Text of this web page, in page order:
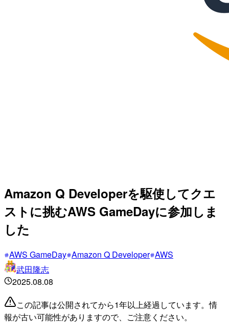
Amazon Q Developerを駆使してクエ
ストに挑むAWS GameDayに参加しま
した
AWS GameDay Amazon Q Developer AWS
武田隆志
2025.08.08
この記事は公開されてから1年以上経過しています。情
報が古い可能性がありますので、ご注意ください。